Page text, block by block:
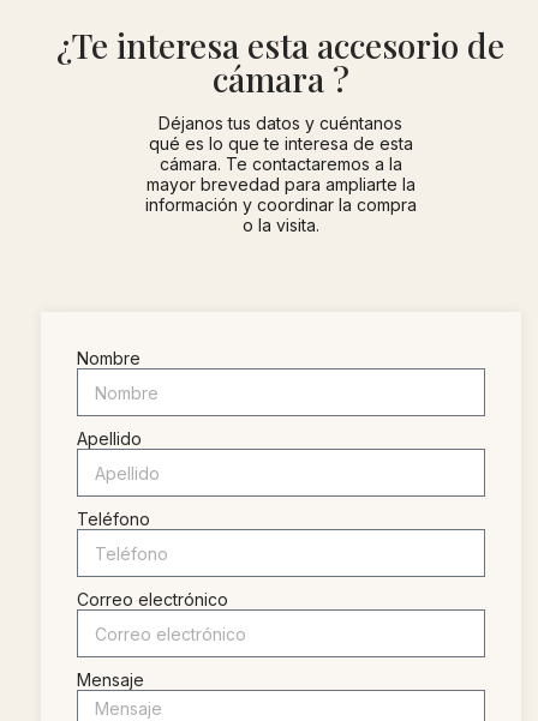
¿Te interesa esta accesorio de
cámara ?
Déjanos tus datos y cuéntanos
qué es lo que te interesa de esta
cámara. Te contactaremos a la
mayor brevedad para ampliarte la
información y coordinar la compra
o la visita.
Nombre
Apellido
Teléfono
Correo electrónico
Mensaje